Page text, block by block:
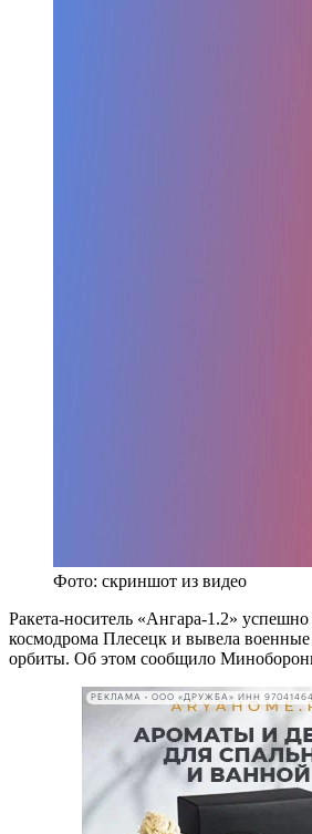
Фото: скриншот из видео
Ракета-носитель «Ангара-1.2» успешно
космодрома Плесецк и вывела
орбиты. Об этом сообщило
РЕКЛАМА • ООО «ДРУЖБА» ИНН